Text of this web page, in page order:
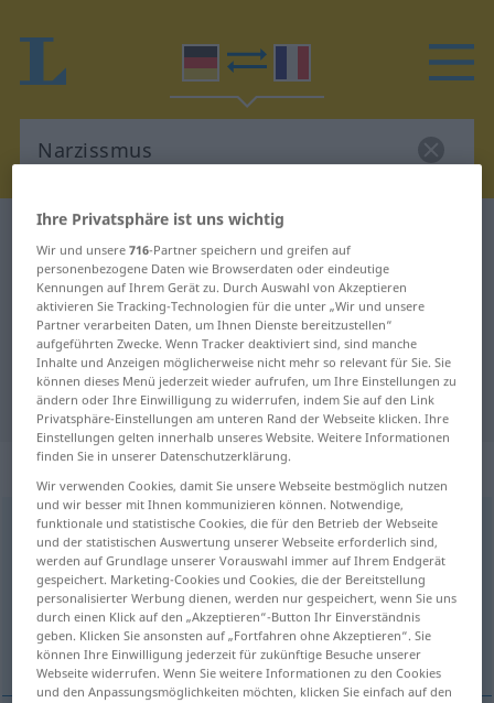
Deutsch-Französisch Wörterbuch
Deutsch-Französisch Übersetzung
für "Narzissmus"
"Narzissmus" Französisch
Übersetzung
„Narzissmus“: Maskulinum
Narzissmusm <Narzissmus>
Übersicht aller Übersetzungen
(Für mehr Details die Übersetzung anklicken/antippen)
narcissisme
Ihre Privatsphäre ist uns wichtig
Wir und unsere716-Partner speichern und greifen auf
personenbezogene Daten wie Browserdaten oder eindeutige
Kennungen auf Ihrem Gerät zu. Durch Auswahl von Akzeptieren
aktivieren Sie Tracking-Technologien für die unter „Wir und unsere
Partner verarbeiten Daten, um Ihnen Dienste bereitzustellen“
aufgeführten Zwecke. Wenn Tracker deaktiviert sind, sind manche
Inhalte und Anzeigen möglicherweise nicht mehr so relevant für Sie. Sie
können dieses Menü jederzeit wieder aufrufen, um Ihre Einstellungen zu
ändern oder Ihre Einwilligung zu widerrufen, indem Sie auf den Link
Privatsphäre-Einstellungen am unteren Rand der Webseite klicken. Ihre
Einstellungen gelten innerhalb unseres Website. Weitere Informationen
finden Sie in unserer Datenschutzerklärung.
Wir verwenden Cookies, damit Sie unsere Webseite bestmöglich nutzen
und wir besser mit Ihnen kommunizieren können. Notwendige,
funktionale und statistische Cookies, die für den Betrieb der Webseite
und der statistischen Auswertung unserer Webseite erforderlich sind,
werden auf Grundlage unserer Vorauswahl immer auf Ihrem Endgerät
gespeichert. Marketing-Cookies und Cookies, die der Bereitstellung
personalisierter Werbung dienen, werden nur gespeichert, wenn Sie uns
durch einen Klick auf den „Akzeptieren“-Button Ihr Einverständnis
geben. Klicken Sie ansonsten auf „Fortfahren ohne Akzeptieren“. Sie
können Ihre Einwilligung jederzeit für zukünftige Besuche unserer
Webseite widerrufen. Wenn Sie weitere Informationen zu den Cookies
und den Anpassungsmöglichkeiten möchten, klicken Sie einfach auf den